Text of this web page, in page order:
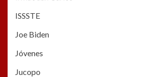
ISSSTE
Joe Biden
Jóvenes
Jucopo